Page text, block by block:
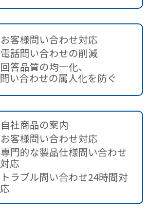
お客様問い合わせ対応
電話問い合わせの削減
回答品質の均一化、
問い合わせの属人化を防ぐ
自社商品の案内
お客様問い合わせ対応
専門的な製品仕様問い合わせ
対応
トラブル問い合わせ24時間対
応